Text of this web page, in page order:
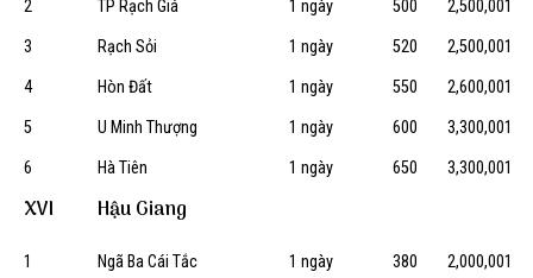
2
TP Rạch Giá 1 ngày 500
2,500,001
3
Rạch Sỏi 1 ngày 520
2,500,001
4
Hòn Đất 1 ngày 550
2,600,001
5
U Minh Thượng 1 ngày 600
3,300,001
6
Hà Tiên 1 ngày 650 3,300,001
XVI Hậu Giang
1 Ngã Ba Cái Tắc 1 ngày 380
2,000,001